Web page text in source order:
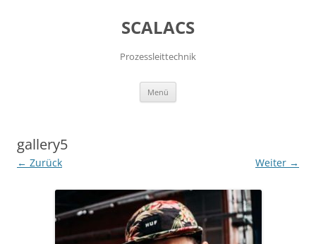
SCALACS
Prozessleittechnik
Menü
gallery5
← Zurück Weiter →